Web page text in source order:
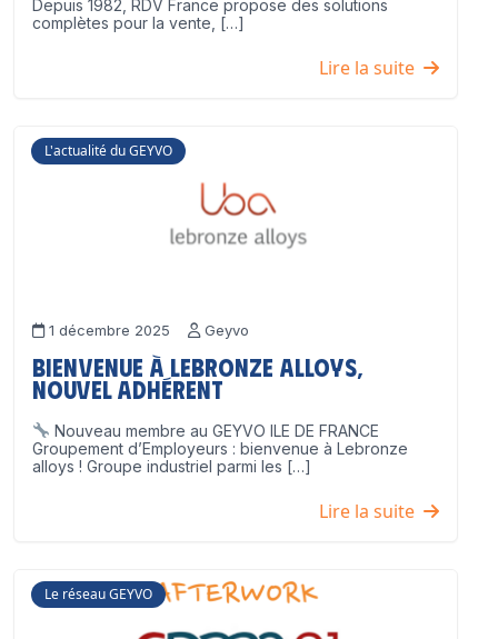
Depuis 1982, RDV France propose des solutions
complètes pour la vente, […]
Lire la suite
L'actualité du GEYVO
1 décembre 2025 Geyvo
Bienvenue à Lebronze Alloys,
nouvel adhérent
Nouveau membre au GEYVO ILE DE FRANCE
Groupement d’Employeurs : bienvenue à Lebronze
alloys ! Groupe industriel parmi les […]
Lire la suite
Le réseau GEYVO